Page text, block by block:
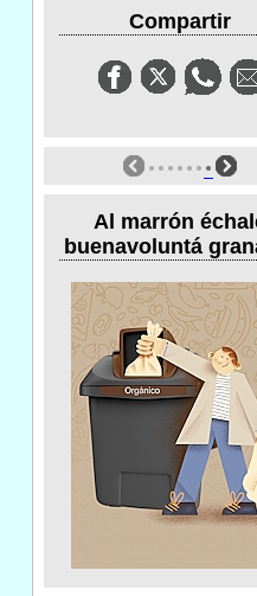
Compartir
Al marrón
buenavoluntá